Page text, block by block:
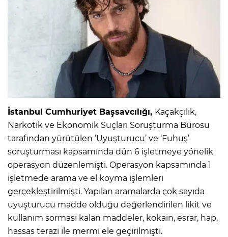
İstanbul Cumhuriyet Başsavcılığı, Kaçakçılık,
Narkotik ve Ekonomik Suçları Soruşturma Bürosu
tarafından yürütülen ‘Uyuşturucu’ ve ‘Fuhuş’
soruşturması kapsamında dün 6 işletmeye yönelik
operasyon düzenlemişti. Operasyon kapsamında 1
işletmede arama ve el koyma işlemleri
gerçekleştirilmişti. Yapılan aramalarda çok sayıda
uyuşturucu madde olduğu değerlendirilen likit ve
kullanım sorması kalan maddeler, kokain, esrar, hap,
hassas terazi ile mermi ele geçirilmişti.